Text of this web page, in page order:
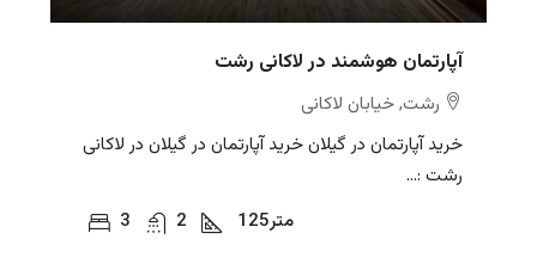
آپارتمان هوشمند در لاکانی رشت
رشت, خیابان لاکانی
خرید آپارتمان در گیلان خرید آپارتمان در گیلان در لاکانی
رشت :...
3
2 125متر